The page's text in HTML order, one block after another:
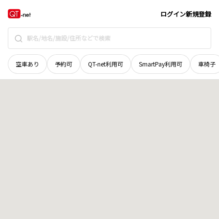
ログイン新規登録
空車あり 予約可 QT-net利用可 SmartPay利用可 車椅子
奈良県